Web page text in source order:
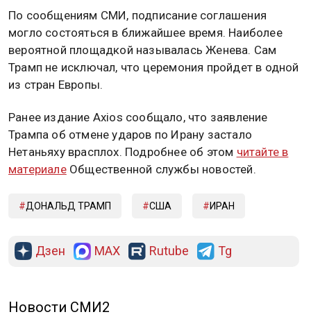
По сообщениям СМИ, подписание соглашения
могло состояться в ближайшее время. Наиболее
вероятной площадкой называлась Женева. Сам
Трамп не исключал, что церемония пройдет в одной
из стран Европы.
Ранее издание Axios сообщало, что заявление
Трампа об отмене ударов по Ирану застало
Нетаньяху врасплох. Подробнее об этом читайте в
материалеОбщественной службы новостей.
ДОНАЛЬД ТРАМП США ИРАН
Дзен MAX Rutube Tg
Новости СМИ2